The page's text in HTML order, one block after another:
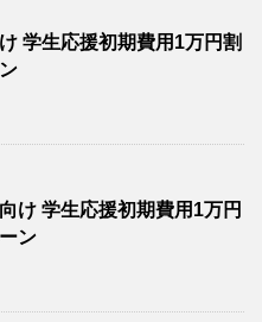
学生応援初期費用1万円割
け 学生応援初期費用1万円
ン